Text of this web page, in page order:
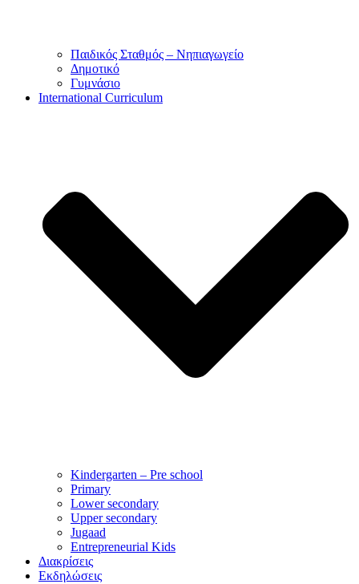
Παιδικός Σταθμός – Νηπιαγωγείο
Δημοτικό
Γυμνάσιο
International Curriculum
Kindergarten – Pre school
Primary
Lower secondary
Upper secondary
Jugaad
Entrepreneurial Kids
Διακρίσεις
Εκδηλώσεις